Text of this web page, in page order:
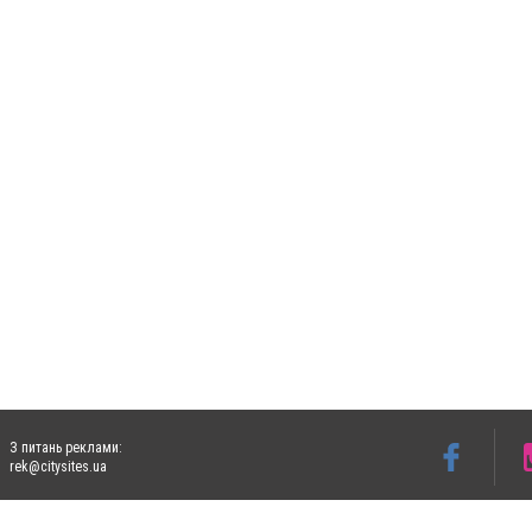
З питань реклами:
rek@citysites.ua